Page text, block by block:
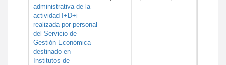
administrativa de la
actividad I+D+i
realizada por personal
del Servicio de
Gestión Económica
destinado en
Institutos de